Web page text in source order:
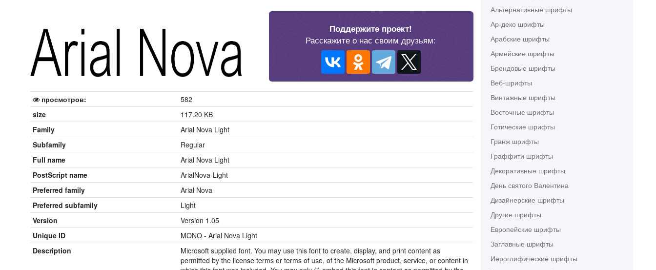
Альтернативные шрифты
Ар-деко шрифты
Арабские шрифты
Армейские шрифты
Брендовые шрифты
Веб-шрифты
Винтажные шрифты
Восточные шрифты
Готические шрифты
Гранж шрифты
Граффити шрифты
Декоративные шрифты
День святого Валентина
Дизайнерские шрифты
Другие шрифты
Европейские шрифты
Заглавные шрифты
Иероглифические шрифты
Поддержите проект!
Расскажите о нас своим друзьям:
просмотров:
582
size
117.20 KB
Family
Arial Nova Light
Subfamily
Regular
Full name
Arial Nova Light
PostScript name
ArialNova-Light
Preferred family
Arial Nova
Preferred subfamily
Light
Version
Version 1.05
Unique ID
MONO - Arial Nova Light
Description
Microsoft supplied font. You may use this font to create, display, and print content as
permitted by the license terms or terms of use, of the Microsoft product, service, or content in